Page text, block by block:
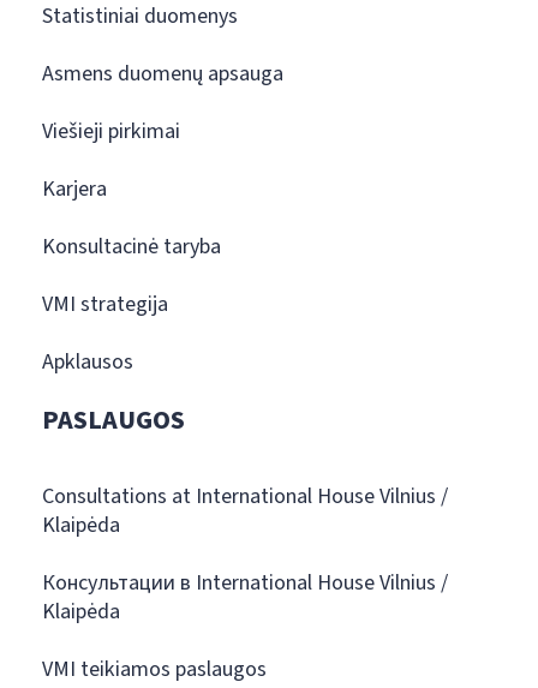
Statistiniai duomenys
Asmens duomenų apsauga
Viešieji pirkimai
Karjera
Konsultacinė taryba
VMI strategija
Apklausos
PASLAUGOS
Consultations at International House Vilnius /
Klaipėda
Консультации в International House Vilnius /
Klaipėda
VMI teikiamos paslaugos